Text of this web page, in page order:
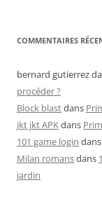
COMMENTAIRES
bernard gutierrez
procéder ?
Block blastdans
jkt jkt APKdans
101 game login dans
Milan romansdans
jardin